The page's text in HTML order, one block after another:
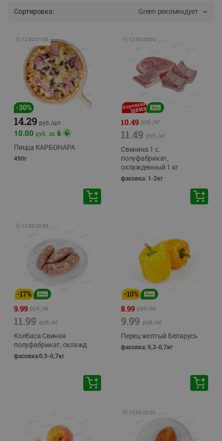
Сортировка: Green рекомендует
🕘 12:00-21:00
-30%
14.29 руб./шт
10.00 руб. за 6
Пицца КАРБОНАРА
490г
🕘 12:00-20:00
10.49 руб./кг
11.49 руб./кг
Свинина 1 с.
полуфабрикат,
охлажденный 1 кг
фасовка: 1-2кг
🕘 12:00-20:00
-17%
9.99 руб./кг
11.99 руб./кг
Колбаса Свиная
полуфабрикат, охлажд
фасовка:0,5-0,7кг
-10%
8.99 руб./кг
9.99 руб./кг
Перец желтый Беларусь
фасовка: 0,3-0,7кг
🕘 12:00-20:00